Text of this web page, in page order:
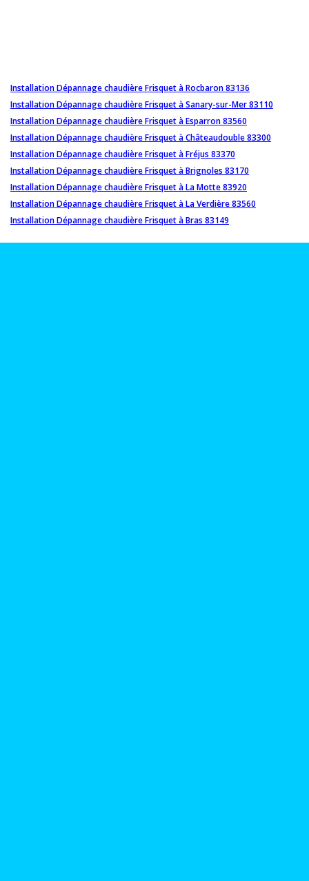
Installation Dépannage chaudière Frisquet à Rocbaron 83136
Installation Dépannage chaudière Frisquet à Sanary-sur-Mer 83110
Installation Dépannage chaudière Frisquet à Esparron 83560
Installation Dépannage chaudière Frisquet à Châteaudouble 83300
Installation Dépannage chaudière Frisquet à Fréjus 83370
Installation Dépannage chaudière Frisquet à Brignoles 83170
Installation Dépannage chaudière Frisquet à La Motte 83920
Installation Dépannage chaudière Frisquet à La Verdière 83560
Installation Dépannage chaudière Frisquet à Bras 83149